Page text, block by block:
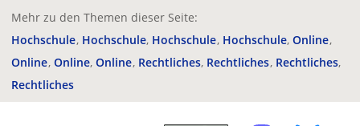
Mehr zu den Themen dieser Seite:
Hochschule Hochschule Hochschule Hochschule Online
Online Online Online Rechtliches Rechtliches Rechtliches
Rechtliches